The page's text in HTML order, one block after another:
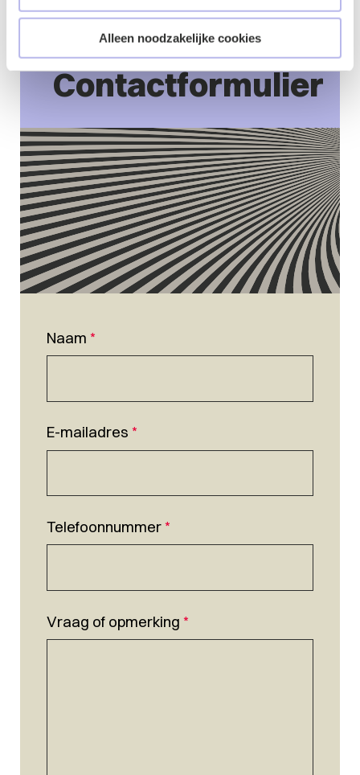
Alleen noodzakelijke cookies
Contactformulier
Naam *
E-mailadres *
Telefoonnummer*
Vraag of opmerking *